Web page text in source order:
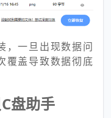
，一旦出现数据问
覆盖导致数据彻底
盘助手